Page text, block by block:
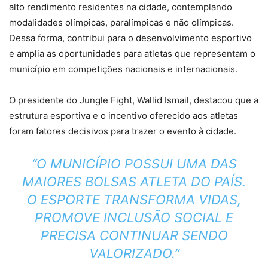
alto rendimento residentes na cidade, contemplando
modalidades olímpicas, paralímpicas e não olímpicas.
Dessa forma, contribui para o desenvolvimento esportivo
e amplia as oportunidades para atletas que representam o
município em competições nacionais e internacionais.
O presidente do Jungle Fight, Wallid Ismail, destacou que a
estrutura esportiva e o incentivo oferecido aos atletas
foram fatores decisivos para trazer o evento à cidade.
“O MUNICÍPIO POSSUI UMA DAS
MAIORES BOLSAS ATLETA DO PAÍS.
O ESPORTE TRANSFORMA VIDAS,
PROMOVE INCLUSÃO SOCIAL E
PRECISA CONTINUAR SENDO
VALORIZADO.”